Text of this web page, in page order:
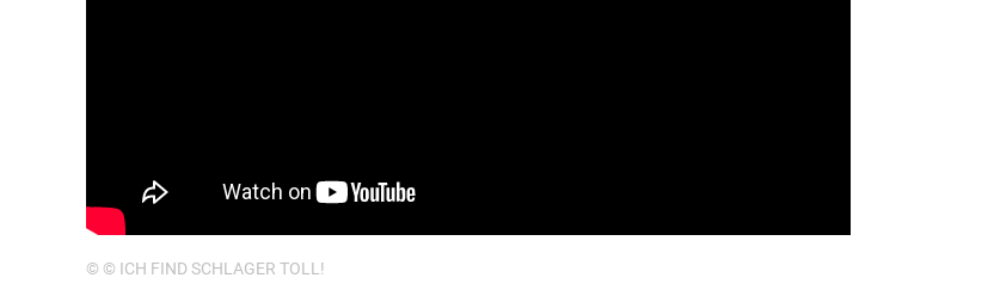
© © ICH FIND SCHLAGER TOLL!